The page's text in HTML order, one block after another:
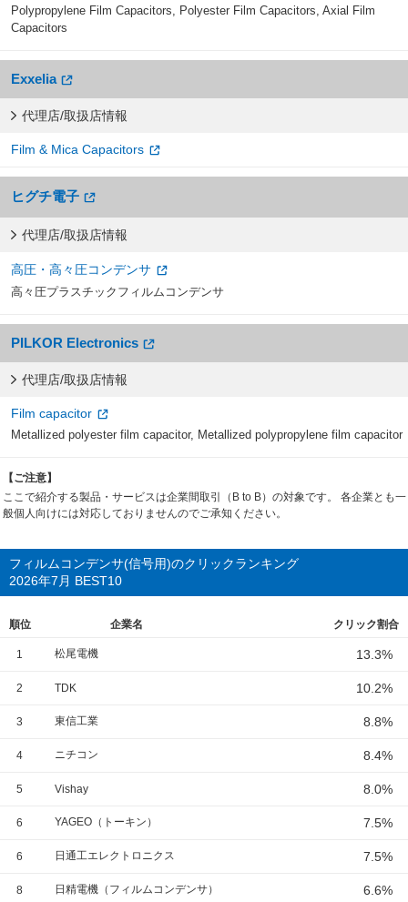
Polypropylene Film Capacitors, Polyester Film Capacitors, Axial Film
Capacitors
Exxelia
代理店/取扱店情報
Film & Mica Capacitors
ヒグチ電子
代理店/取扱店情報
高圧・高々圧コンデンサ
高々圧プラスチックフィルムコンデンサ
PILKOR Electronics
代理店/取扱店情報
Film capacitor
Metallized polyester film capacitor, Metallized polypropylene film capacitor
【ご注意】
ここで紹介する製品・サービスは企業間取引（B to B）の対象です。 各企業とも一
般個人向けには対応しておりませんのでご承知ください。
フィルムコンデンサ(信号用)のクリックランキング
2026年7月 BEST10
順位 企業名 クリック割合
1 松尾電機 13.3%
2 TDK 10.2%
3 東信工業 8.8%
4 ニチコン 8.4%
5 Vishay 8.0%
6 YAGEO（トーキン） 7.5%
6 日通工エレクトロニクス 7.5%
8 日精電機（フィルムコンデンサ） 6.6%